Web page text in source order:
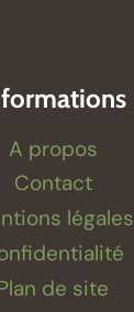
A propos
Contact
légales
de site